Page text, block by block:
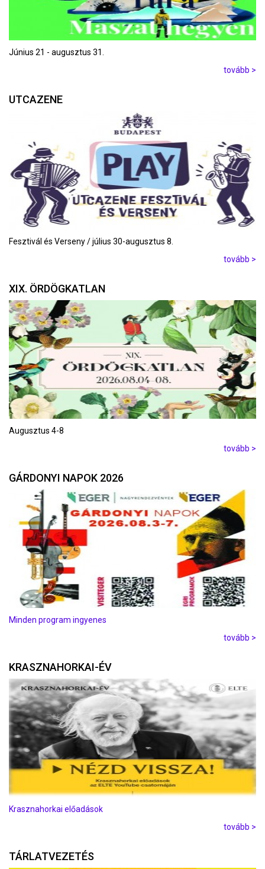
Június 21 - augusztus 31.
tovább >
UTCAZENE
Fesztivál és Verseny / július 30-augusztus 8.
tovább >
XIX. ÖRDÖGKATLAN
Augusztus 4-8
tovább >
GÁRDONYI NAPOK 2026
Minden program ingyenes
tovább >
KRASZNAHORKAI-ÉV
Krasznahorkai előadások
tovább >
TÁRLATVEZETÉS